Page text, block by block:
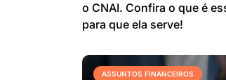
o CNAI. Confira o que é
para que ela serve!
ASSUNTOS FINANCEIROS